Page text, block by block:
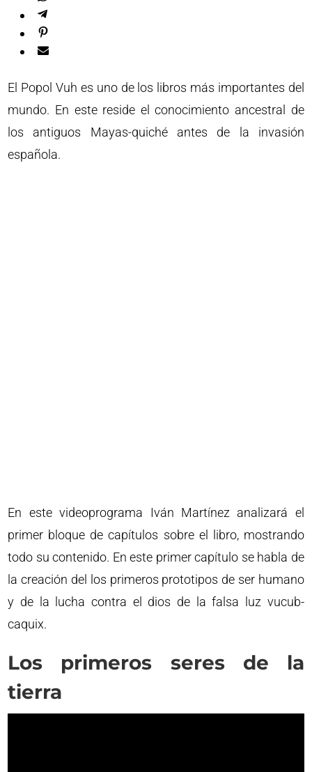
El Popol Vuh es uno de los libros más importantes del
mundo. En este reside el conocimiento ancestral de
los antiguos Mayas-quiché antes de la invasión
española.
En este videoprograma Iván Martínez analizará el
primer bloque de capítulos sobre el libro, mostrando
todo su contenido. En este primer capítulo se habla de
la creación del los primeros prototipos de ser humano
y de la lucha contra el dios de la falsa luz vucub-
caquix.
Los primeros seres de la
tierra